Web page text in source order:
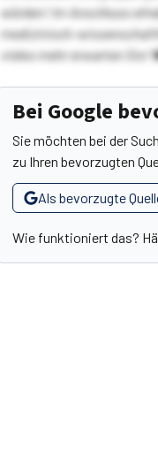
würden! Im Anschluss
medizinisch-
vieles mehr erwarten Sie!
Bei Google
Sie möchten bei der
zu Ihren bevorzugten
Als bevorzugte
Wie funktioniert das?